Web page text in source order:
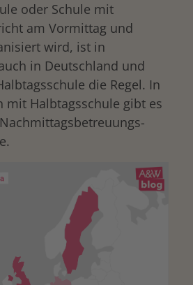
oder Schule mit
am Vormittag und
wird, ist in
in Deutschland und
die Regel. In
mit Halbtagsschule gibt es